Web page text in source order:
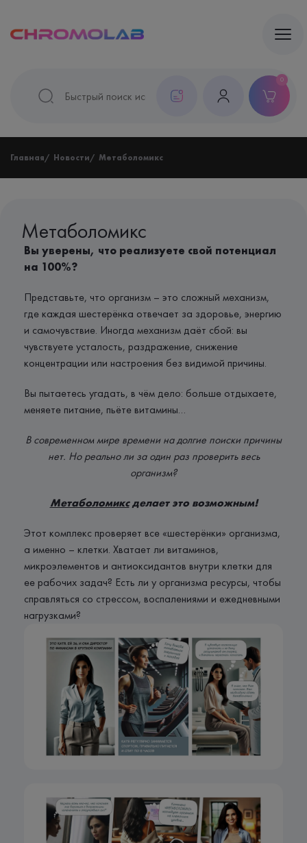
0
Главная Новости Метаболомикс
Метаболомикс
Вы уверены, что реализуете свой потенциал
на 100%?
Представьте, что организм – это сложный механизм,
где каждая шестерёнка отвечает за здоровье, энергию
и самочувствие. Иногда механизм даёт сбой: вы
чувствуете усталость, раздражение, снижение
концентрации или настроения без видимой причины.
Вы пытаетесь угадать, в чём дело: больше отдыхаете,
меняете питание, пьёте витамины…
В современном мире времени на долгие поиски причины
нет. Но реально ли за один раз проверить весь
организм?
Метаболомиксделает это возможным!
Этот комплекс проверяет все «шестерёнки» организма,
а именно – клетки. Хватает ли витаминов,
микроэлементов и антиоксидантов внутри клетки для
ее рабочих задач? Есть ли у организма ресурсы, чтобы
справляться со стрессом, воспалениями и ежедневными
нагрузками?